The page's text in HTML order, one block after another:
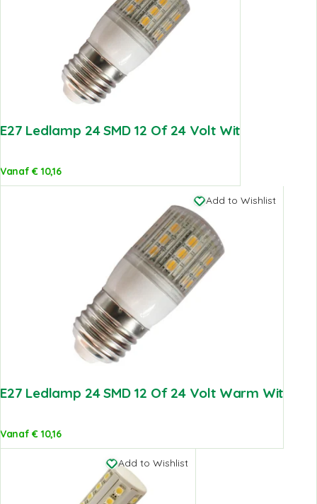
E27 Ledlamp 24 SMD 12 Of 24 Volt Wit
Vanaf€ 10,16
Add to Wishlist
E27 Ledlamp 24 SMD 12 Of 24 Volt Warm Wit
Vanaf€ 10,16
Add to Wishlist